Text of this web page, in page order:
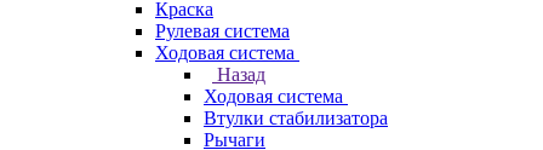
Краска
Рулевая система
Ходовая система
Назад
Ходовая система
Втулки стабилизатора
Рычаги